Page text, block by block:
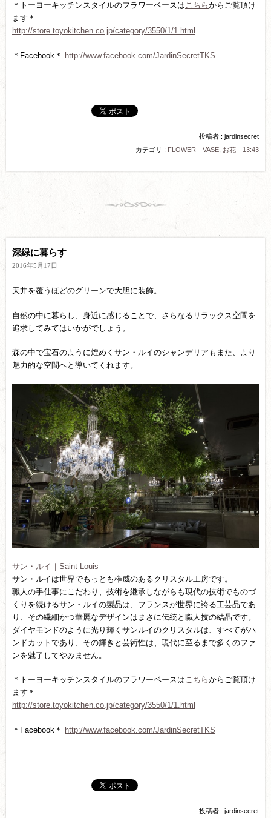
＊トーヨーキッチンスタイルのフラワーベースはこちらからご覧頂け
ます＊
http://store.toyokitchen.co.jp/category/3550/1/1.html
＊Facebook＊ http://www.facebook.com/JardinSecretTKS
投稿者 : jardinsecret
カテゴリ : FLOWER VASE お花 13:43
深緑に暮らす
2016年5月17日
天井を覆うほどのグリーンで大胆に装飾。
自然の中に暮らし、身近に感じることで、さらなるリラックス空間を
追求してみてはいかがでしょう。
森の中で宝石のように煌めくサン・ルイのシャンデリアもまた、より
魅力的な空間へと導いてくれます。
サン・ルイ｜Saint Louis
サン・ルイは世界でもっとも権威のあるクリスタル工房です。
職人の手仕事にこだわり、技術を継承しながらも現代の技術でものづ
くりを続けるサン・ルイの製品は、フランスが世界に誇る工芸品であ
り、その繊細かつ華麗なデザインはまさに伝統と職人技の結晶です。
ダイヤモンドのように光り輝くサンルイのクリスタルは、すべてがハ
ンドカットであり、その輝きと芸術性は、現代に至るまで多くのファ
ンを魅了してやみません。
＊トーヨーキッチンスタイルのフラワーベースはこちらからご覧頂け
ます＊
http://store.toyokitchen.co.jp/category/3550/1/1.html
＊Facebook＊ http://www.facebook.com/JardinSecretTKS
投稿者 : jardinsecret